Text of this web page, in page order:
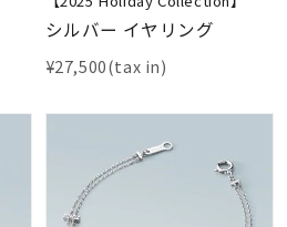
シルバー イヤリング
¥27,500(tax in)